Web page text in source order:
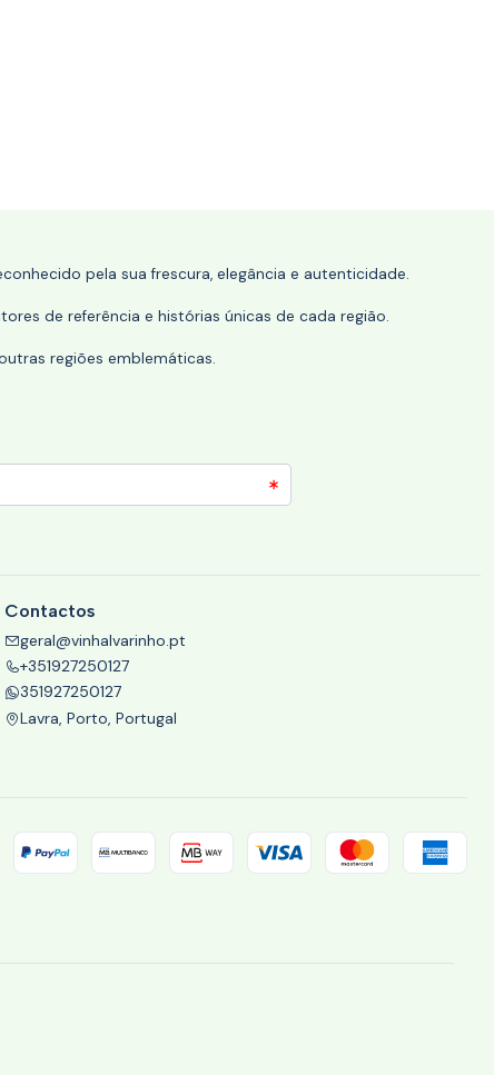
pela sua frescura, elegância e autenticidade.
de referência e histórias únicas de cada região.
regiões emblemáticas.
Contactos
geral@vinhalvarinho.pt
+351927250127
351927250127
Lavra, Porto, Portugal